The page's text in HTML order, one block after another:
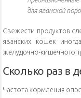
для яванской
Свежести продуктов
яванских кошек
желудочно-кишечного
Сколько раз в
Частота кормления